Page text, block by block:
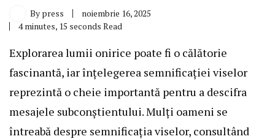
By press
noiembrie 16, 2025
4 minutes, 15 seconds Read
Explorarea lumii onirice poate fi o călătorie
fascinantă, iar înțelegerea semnificației viselor
reprezintă o cheie importantă pentru a descifra
mesajele subconștientului. Mulți oameni se
întreabă despre semnificația viselor, consultând